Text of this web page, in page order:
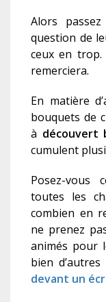
Alors
question de
ceux en trop.
remerciera.
En matière
bouquets de
à découvert
cumulent
Posez-vous
toutes les
combien en
ne prenez
animés pour
bien
devant un